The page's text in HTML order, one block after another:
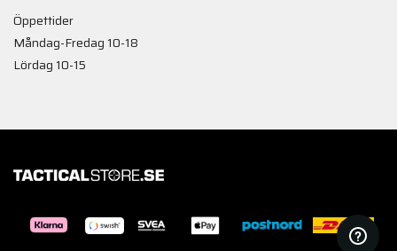
Öppettider
Måndag-Fredag 10-18
Lördag 10-15